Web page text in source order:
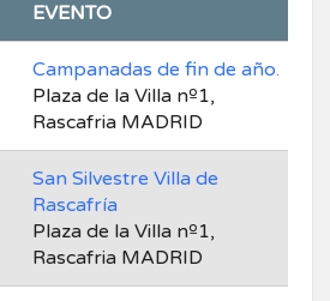
EVENTO
Campanadas de fin de año.
Plaza de la Villa nº1,
Rascafria MADRID
San Silvestre Villa de
Rascafría
Plaza de la Villa nº1,
Rascafria MADRID